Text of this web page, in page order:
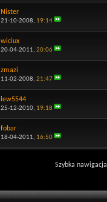
Nister
21-10-2008, 19:14
wiciux
20-04-2011, 20:06
zmazi
11-02-2008, 21:47
lew5544
25-12-2010, 19:18
fobar
18-04-2011, 16:50
Szybka nawigacja